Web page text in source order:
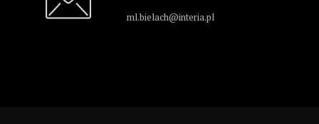
ml.bielach@interia.pl